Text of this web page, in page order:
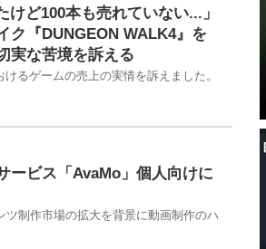
けど100本も売れていない...」
ク『DUNGEON WALK4』を
実な苦境を訴える
るゲームの売上の実情を訴えました。
ービス「AvaMo」個人向けに
ツ制作市場の拡大を背景に動画制作のハ